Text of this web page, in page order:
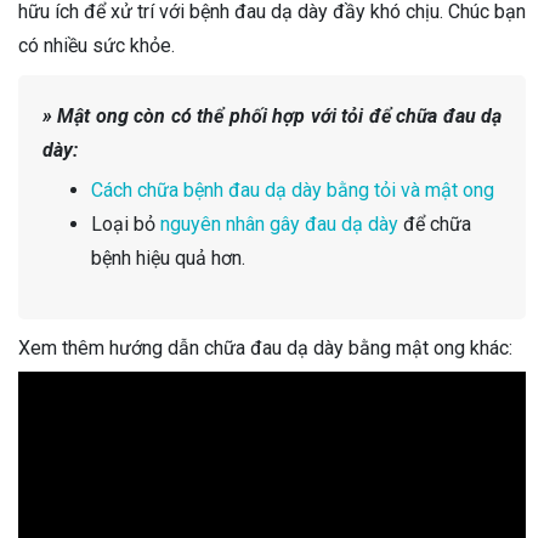
hữu ích để xử trí với bệnh đau dạ dày đầy khó chịu. Chúc bạn
có nhiều sức khỏe.
» Mật ong còn có thể phối hợp với tỏi để chữa đau dạ
dày:
Cách chữa bệnh đau dạ dày bằng tỏi và mật ong
Loại bỏ nguyên nhân gây đau dạ dày để chữa
bệnh hiệu quả hơn.
Xem thêm hướng dẫn chữa đau dạ dày bằng mật ong khác: